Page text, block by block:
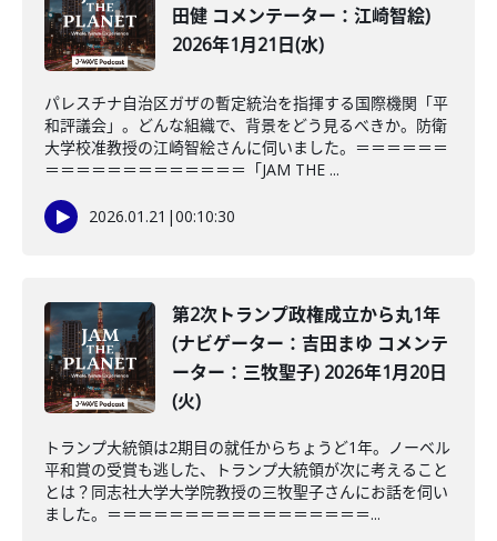
田健 コメンテーター：江崎智絵)
2026年1月21日(水)
パレスチナ自治区ガザの暫定統治を指揮する国際機関「平
和評議会」。どんな組織で、背景をどう見るべきか。防衛
大学校准教授の江崎智絵さんに伺いました。＝＝＝＝＝＝
＝＝＝＝＝＝＝＝＝＝＝＝＝「JAM THE ...
2026.01.21 |00:10:30
第2次トランプ政権成立から丸1年
(ナビゲーター：吉田まゆ コメンテ
ーター：三牧聖子) 2026年1月20日
(火)
トランプ大統領は2期目の就任からちょうど1年。ノーベル
平和賞の受賞も逃した、トランプ大統領が次に考えること
とは？同志社大学大学院教授の三牧聖子さんにお話を伺い
ました。＝＝＝＝＝＝＝＝＝＝＝＝＝＝＝＝＝...